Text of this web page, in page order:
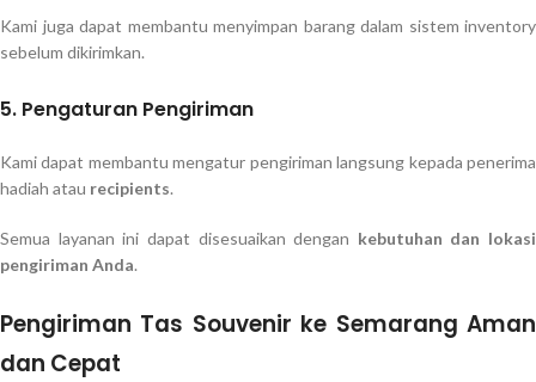
Kami juga dapat membantu menyimpan barang dalam sistem inventory
sebelum dikirimkan.
5. Pengaturan Pengiriman
Kami dapat membantu mengatur pengiriman langsung kepada penerima
hadiah atau recipients.
Semua layanan ini dapat disesuaikan dengan kebutuhan dan lokasi
pengiriman Anda.
Pengiriman Tas Souvenir ke Semarang Aman
dan Cepat